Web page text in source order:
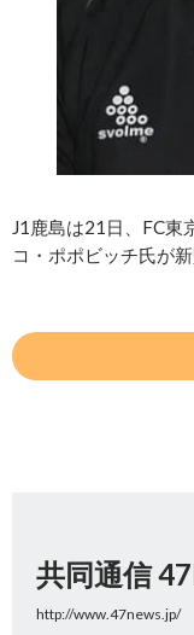
J1鹿島は21日、FC東
コ・ポポビッチ氏が
共同通信
http://www.47news.jp/